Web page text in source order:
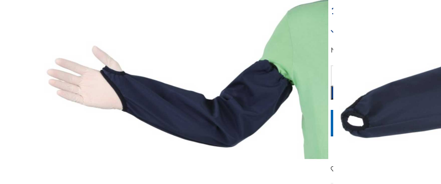
14,96
Na zalihi kod dobavljača, dobava
POŠALJITE UPIT